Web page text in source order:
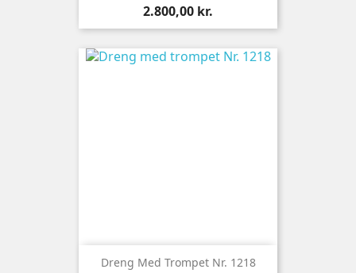
Pris
2.800,00 kr.
Dreng Med Trompet Nr. 1218